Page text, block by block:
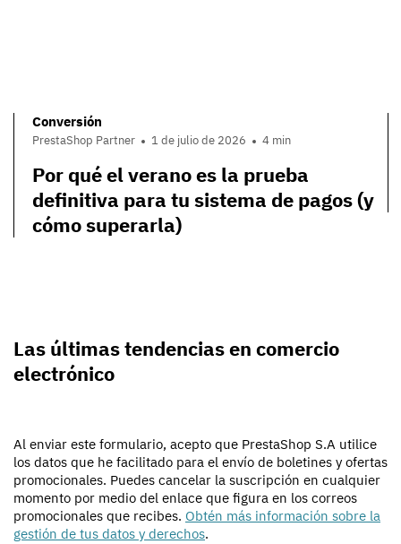
Conversión
PrestaShop Partner 1 de julio de 2026 4 min
Por qué el verano es la prueba
definitiva para tu sistema de pagos (y
cómo superarla)
Las últimas tendencias en comercio
electrónico
Al enviar este formulario, acepto que PrestaShop S.A utilice
los datos que he facilitado para el envío de boletines y ofertas
promocionales. Puedes cancelar la suscripción en cualquier
momento por medio del enlace que figura en los correos
promocionales que recibes. Obtén más información sobre la
gestión de tus datos y derechos.